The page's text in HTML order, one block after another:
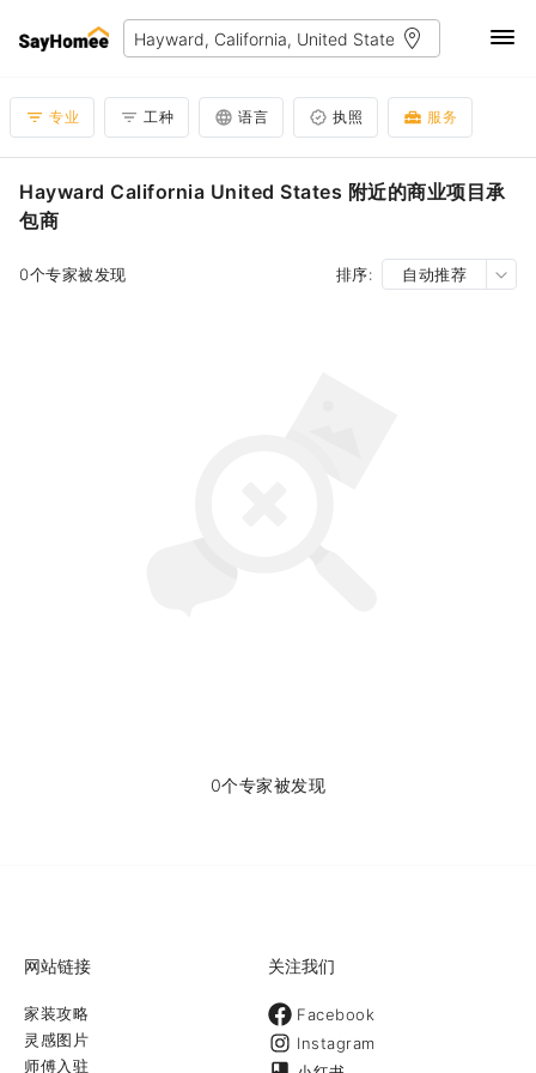
专业 工种 语言 执照 服务
Hayward California United States 附近的商业项目承
包商
0个专家被发现 排序: 自动推荐
0个专家被发现
网站链接
家装攻略
灵感图片
师傅入驻
关注我们
Facebook
Instagram